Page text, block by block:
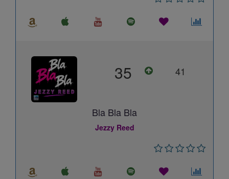
35 41
Bla Bla Bla
Jezzy Reed